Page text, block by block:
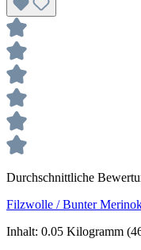
Durchschnittliche
Filzwolle / Bunter
Inhalt: 0.05 Kilogramm